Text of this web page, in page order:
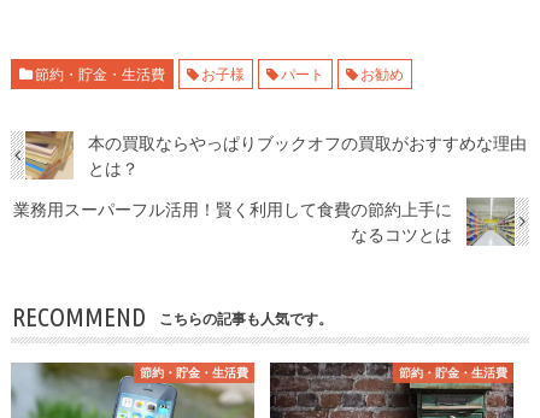
節約・貯金・生活費 お子様 パート お勧め
本の買取ならやっぱりブックオフの買取がおすすめな理由
とは？
業務用スーパーフル活用！賢く利用して食費の節約上手に
なるコツとは
RECOMMEND こちらの記事も人気です。
節約・貯金・生活費 節約・貯金・生活費